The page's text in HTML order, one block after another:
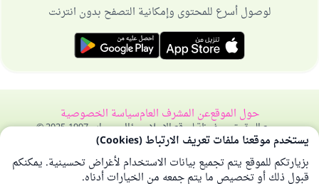
لوصول أسرع للمحتوى وإمكانية التصفح بدون انترنت
حول الموقععن المشرف العامسياسة الخصوصية
جميع الحقوق محفوظة لموقع الإسلام سؤال وجواب 1997-2025 ©
يستخدم موقعنا ملفات تعريف الارتباط (Cookies)
بزيارتكم للموقع يتم تجميع بيانات الاستخدام لأغراض تحسينية. يمكنكم
قبول ذلك أو تخصيص ما يتم جمعه من الخيارات أدناه.